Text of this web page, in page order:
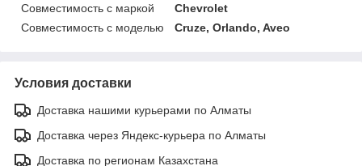
Совместимость с маркой
Chevrolet
Совместимость с моделью
Cruze, Orlando, Aveo
Условия доставки
Доставка нашими курьерами по Алматы
Доставка через Яндекс-курьера по Алматы
Доставка по регионам Казахстана